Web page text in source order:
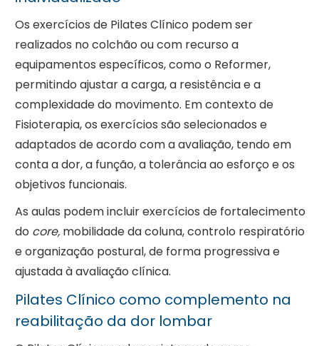
Os exercícios de Pilates Clínico podem ser
realizados no colchão ou com recurso a
equipamentos específicos, como o Reformer,
permitindo ajustar a carga, a resistência e a
complexidade do movimento. Em contexto de
Fisioterapia, os exercícios são selecionados e
adaptados de acordo com a avaliação, tendo em
conta a dor, a função, a tolerância ao esforço e os
objetivos funcionais.
As aulas podem incluir exercícios de fortalecimento
do core,mobilidade da coluna, controlo respiratório
e organização postural, de forma progressiva e
ajustada à avaliação clínica.
Pilates Clínico como complemento na
reabilitação da dor lombar